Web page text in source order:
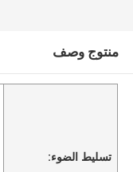
منتوج وصف
تسليط الضوء: